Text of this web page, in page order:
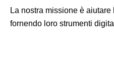
La nostra missione è
fornendo loro strumenti